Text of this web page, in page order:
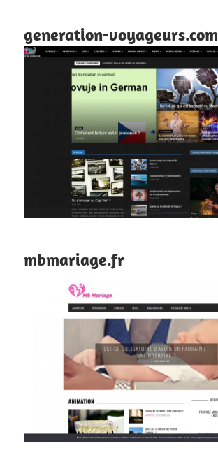
generation-voyageurs.com
mbmariage.fr